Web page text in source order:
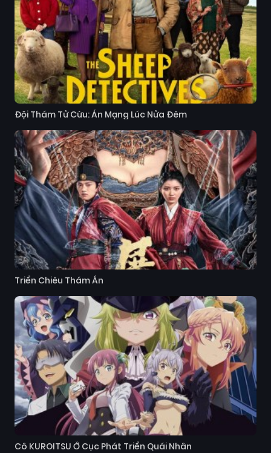
Đội Thám Tử Cừu: Án Mạng Lúc Nửa Đêm
Triển Chiêu Thám Án
Cô KUROITSU Ở Cục Phát Triển Quái Nhân